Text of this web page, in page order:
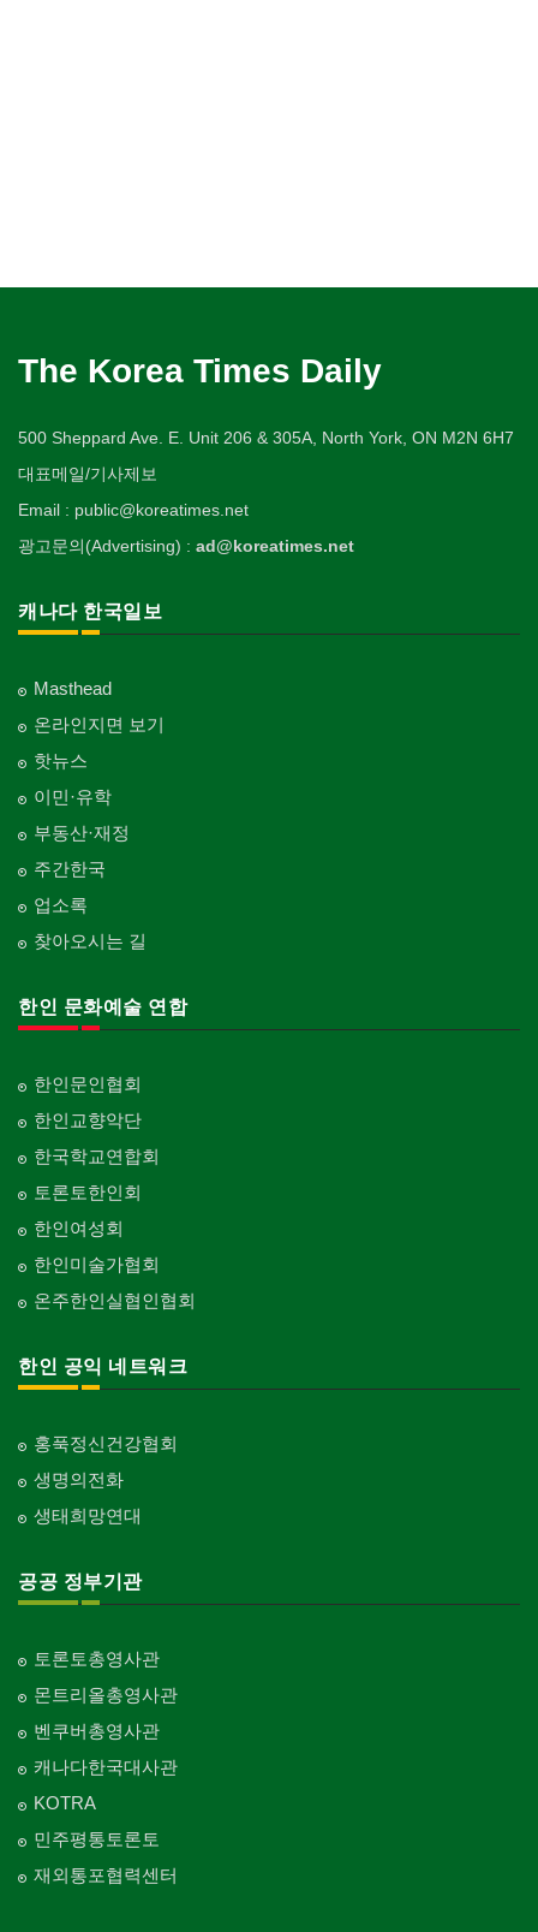
The Korea Times Daily
500 Sheppard Ave. E. Unit 206 & 305A, North York, ON M2N 6H7
대표메일/기사제보
Email : public@koreatimes.net
광고문의(Advertising) : ad@koreatimes.net
캐나다 한국일보
Masthead
온라인지면 보기
핫뉴스
이민·유학
부동산·재정
주간한국
업소록
찾아오시는 길
한인 문화예술 연합
한인문인협회
한인교향악단
한국학교연합회
토론토한인회
한인여성회
한인미술가협회
온주한인실협인협회
한인 공익 네트워크
홍푹정신건강협회
생명의전화
생태희망연대
공공 정부기관
토론토총영사관
몬트리올총영사관
벤쿠버총영사관
캐나다한국대사관
KOTRA
민주평통토론토
재외통포협력센터